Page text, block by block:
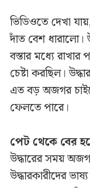
ভিডিওতে দেখা
দাঁত বেশ ধারালো।
বস্তার মধ্যে
চেষ্টা করছিল।
এত বড় অজগর
ফেলতে পারে।
পেট থেকে বের
উদ্ধারের সময়
উদ্ধারকারীদের